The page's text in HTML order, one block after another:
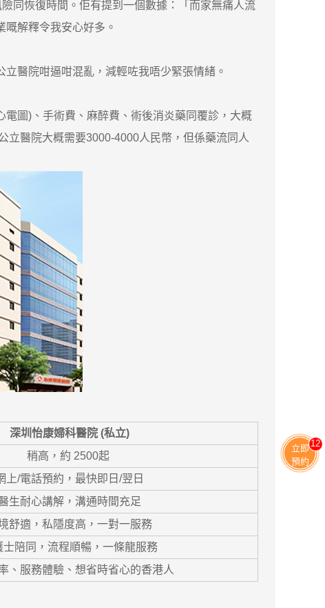
同恢復時間。佢有提到一個數據：「而家無痛人流
解釋令我安心好多。
醫院咁逼咁混亂，減輕咗我唔少緊張情緒。
圖)、手術費、麻醉費、術後消炎藥同覆診，大概
立醫院大概需要3000-4000人民幣，但係藥流同人
深圳怡康婦科醫院 (私立)
稍高，約 2500起
上/電話預約，最快即日/翌日
生耐心講解，溝通時間充足
舒適，私隱度高，一對一服務
士陪同，流程順暢，一條龍服務
、服務體驗、想省時省心的香港人
立即
預約
11